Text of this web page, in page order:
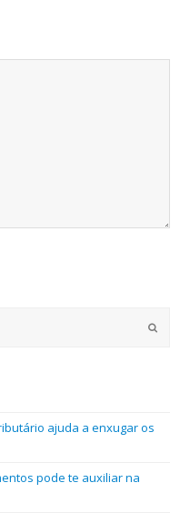
Submit
ajuda a enxugar os
pode te auxiliar na